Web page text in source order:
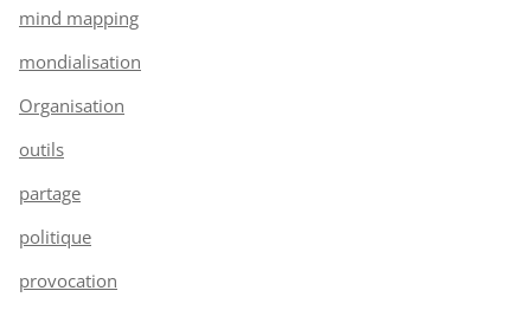
mind mapping
mondialisation
Organisation
outils
partage
politique
provocation